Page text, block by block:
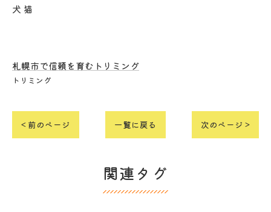
犬 猫
札幌市で信頼を育むトリミング
トリミング
< 前のページ 一覧に戻る 次のページ >
関連タグ